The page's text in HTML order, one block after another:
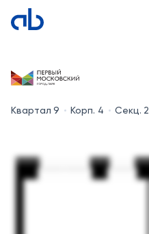
Квартал 9 Корп. 4 Секц. 2